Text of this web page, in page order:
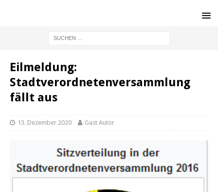
Eilmeldung:
Stadtverordnetenversammlung
fällt aus
13. Dezember 2020 Gast Autor